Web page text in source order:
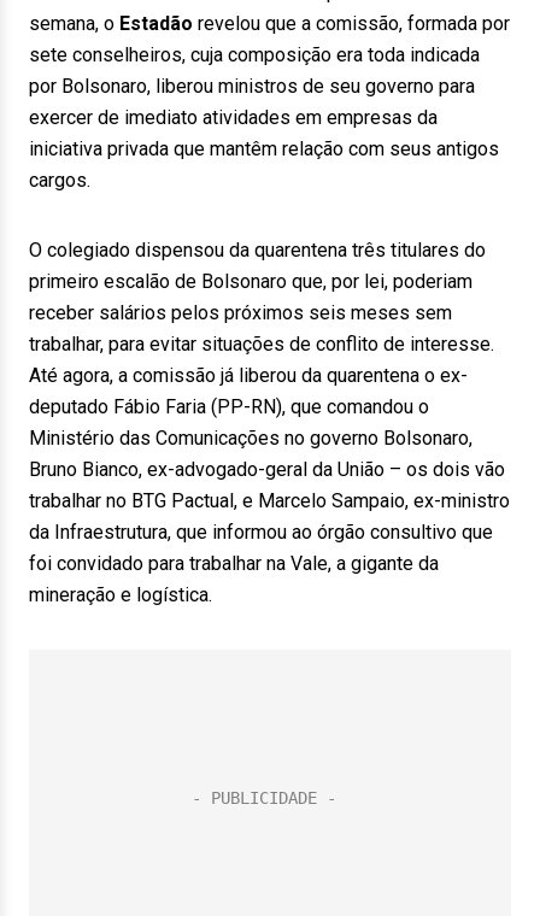
semana, o Estadão revelou que a comissão, formada por
sete conselheiros, cuja composição era toda indicada
por Bolsonaro, liberou ministros de seu governo para
exercer de imediato atividades em empresas da
iniciativa privada que mantêm relação com seus antigos
cargos.
O colegiado dispensou da quarentena três titulares do
primeiro escalão de Bolsonaro que, por lei, poderiam
receber salários pelos próximos seis meses sem
trabalhar, para evitar situações de conflito de interesse.
Até agora, a comissão já liberou da quarentena o ex-
deputado Fábio Faria (PP-RN), que comandou o
Ministério das Comunicações no governo Bolsonaro,
Bruno Bianco, ex-advogado-geral da União – os dois vão
trabalhar no BTG Pactual, e Marcelo Sampaio, ex-ministro
da Infraestrutura, que informou ao órgão consultivo que
foi convidado para trabalhar na Vale, a gigante da
mineração e logística.